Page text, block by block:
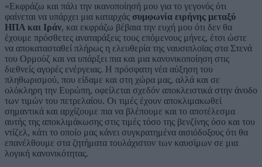
«Εκφράζω και πάλι την ικανοποίησή μου για το γεγονός ότι
φαίνεται να υπάρχει μια καταρχάς συμφωνία ειρήνης μεταξύ
ΗΠΑ και Ιράν, και εκφράζω βέβαια την ευχή μου ότι δεν θα
έχουμε πρόσθετες αναταράξεις τους επόμενους μήνες, έτσι ώστε
να αποκατασταθεί πλήρως η ελευθερία της ναυσιπλοϊας στα Στενά
του Ορμούζ και να υπάρξει πια και μια κανονικοποίηση στις
διεθνείς αγορές ενέργειας. Η πρόσφατη νέα αύξηση του
πληθωρισμού, που είδαμε και στη χώρα μας, αλλά και σε
ολόκληρη την Ευρώπη, οφείλεται σχεδόν αποκλειστικά στην άνοδο
των τιμών του πετρελαίου. Οι τιμές έχουν αποκλιμακωθεί
σημαντικά και αρχίζουμε πια να βλέπουμε και το αποτέλεσμα
αυτής της αποκλιμάκωσης στις τιμές τόσο της βενζίνης όσο και του
ντίζελ, κάτι το οποίο μας κάνει συγκρατημένα αισιόδοξους ότι θα
επανέλθουμε στα ζητήματα τουλάχιστον των καυσίμων σε μια
λογική κανονικότητας.